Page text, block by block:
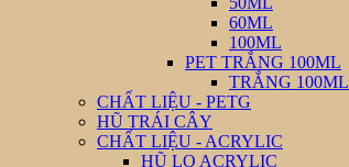
60ML
100ML
PET TRẮNG 100ML
TRẮNG 100ML
CHẤT LIỆU - PETG
HŨ TRÁI CÂY
CHẤT LIỆU - ACRYLIC
HŨ LỌ ACRYLIC